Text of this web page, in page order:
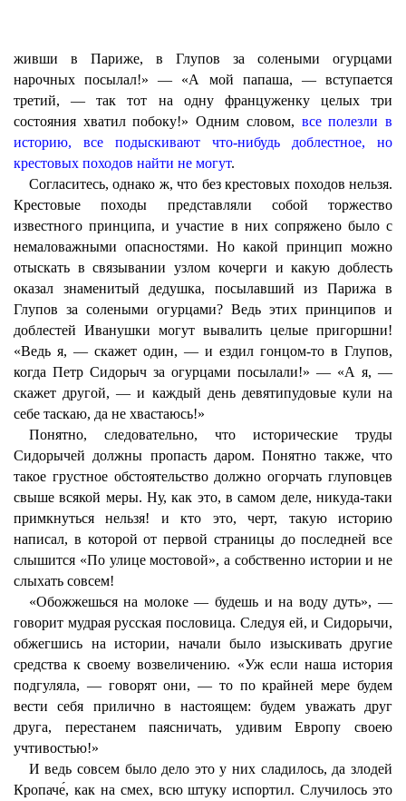
живши в Париже, в Глупов за солеными огурцами
нарочных посылал!» — «А мой папаша, — вступается
третий, — так тот на одну француженку целых три
состояния хватил побоку!» Одним словом, все полезли в
историю, все подыскивают что-нибудь доблестное, но
крестовых походов найти не могут.
Согласитесь, однако ж, что без крестовых походов нельзя.
Крестовые походы представляли собой торжество
известного принципа, и участие в них сопряжено было с
немаловажными опасностями. Но какой принцип можно
отыскать в связывании узлом кочерги и какую доблесть
оказал знаменитый дедушка, посылавший из Парижа в
Глупов за солеными огурцами? Ведь этих принципов и
доблестей Иванушки могут вывалить целые пригоршни!
«Ведь я, — скажет один, — и ездил гонцом-то в Глупов,
когда Петр Сидорыч за огурцами посылали!» — «А я, —
скажет другой, — и каждый день девятипудовые кули на
себе таскаю, да не хвастаюсь!»
Понятно, следовательно, что исторические труды
Сидорычей должны пропасть даром. Понятно также, что
такое грустное обстоятельство должно огорчать глуповцев
свыше всякой меры. Ну, как это, в самом деле, никуда-таки
примкнуться нельзя! и кто это, черт, такую историю
написал, в которой от первой страницы до последней все
слышится «По улице мостовой», а собственно истории и не
слыхать совсем!
«Обожжешься на молоке — будешь и на воду дуть», —
говорит мудрая русская пословица. Следуя ей, и Сидорычи,
обжегшись на истории, начали было изыскивать другие
средства к своему возвеличению. «Уж если наша история
подгуляла, — говорят они, — то по крайней мере будем
вести себя прилично в настоящем: будем уважать друг
друга, перестанем паясничать, удивим Европу своею
учтивостью!»
И ведь совсем было дело это у них сладилось, да злодей
Кропаче́, как на смех, всю штуку испортил. Случилось это